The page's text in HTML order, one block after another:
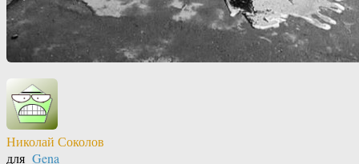
Николай Соколов
для Gena